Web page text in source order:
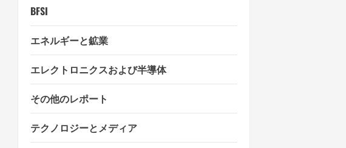
n
BFSI
エネルギーと鉱業
エレクトロニクスおよび半導体
その他のレポート
テクノロジーとメディア